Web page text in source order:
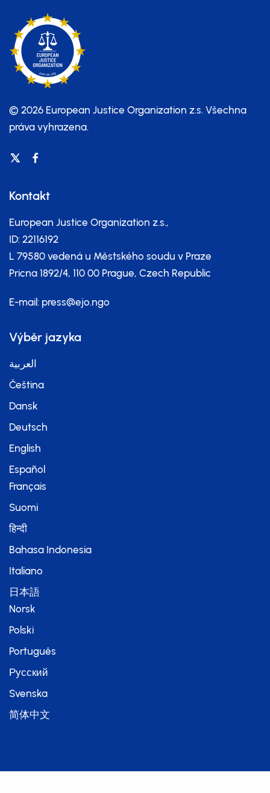
© 2026 European Justice Organization z.s. Všechna
práva vyhrazena.
Kontakt
European Justice Organization z.s.,
ID: 22116192
L 79580 vedená u Městského soudu v Praze
Pricna 1892/4, 110 00 Prague, Czech Republic
E-mail: press@ejo.ngo
Výběr jazyka
العربية
Čeština
Dansk
Deutsch
English
Español
Français
Suomi
हिन्दी
Bahasa Indonesia
Italiano
日本語
Norsk
Polski
Português
Русский
Svenska
简体中文